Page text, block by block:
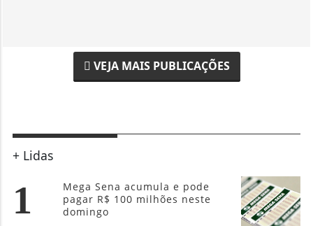
VEJA MAIS PUBLICAÇÕES
+ Lidas
1
Mega Sena acumula e pode
pagar R$ 100 milhões neste
domingo